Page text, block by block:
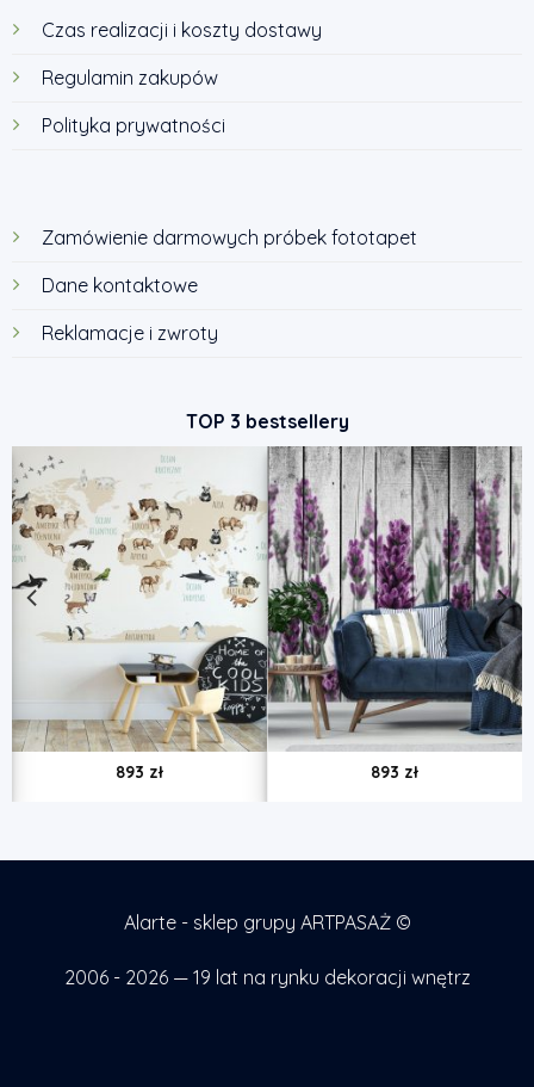
Czas realizacji i koszty dostawy
Regulamin zakupów
Polityka prywatności
Zamówienie darmowych próbek fototapet
Dane kontaktowe
Reklamacje i zwroty
TOP 3 bestsellery
893 zł 893 zł
Alarte - sklep grupy ARTPASAŻ ©
2006 - 2026 — 19 lat na rynku dekoracji wnętrz